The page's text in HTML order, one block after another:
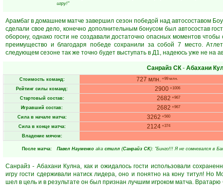
игру!"
Арамбаг в домашнем матче завершил сезон победой над автосоставом
сделали свое дело, конечно дополнительным бонусом был автосостав
оборону, однако гости не создавали достаточно опасных моментов
преимущество и благодаря победе сохранили за собой 7 место.
следующем сезоне так же точно будет выступать в Д1, надеюсь уже не на
Санрайз СК- Абахани
Стоимость команд: 727 млн. +99 млн.
Рейтинг силы команд: 2900 +1006
Стартовый состав: 2682 +967
Игравший состав: 2682 +967
Сила в начале матча: 3262 +560
Сила в конце матча: 2124 +374
Владение мячом:
После матча: Павел Науменко aka стилл (Санрайз СК): "Бинго!!! Я не сомневался в
Санрайз - Абахани Кулна, как и ожидалось гости использовали
игру гости сдерживали натиск лидера, оно и понятно на кону титул! Но
шел в цель и в результате он был признан лучшим игроком матча. Вратарю